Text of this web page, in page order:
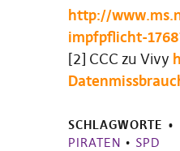
http://
impfpflicht-
[2] CCC zu Vivy
SCHLAGWORTE
PIRATEN • SPD